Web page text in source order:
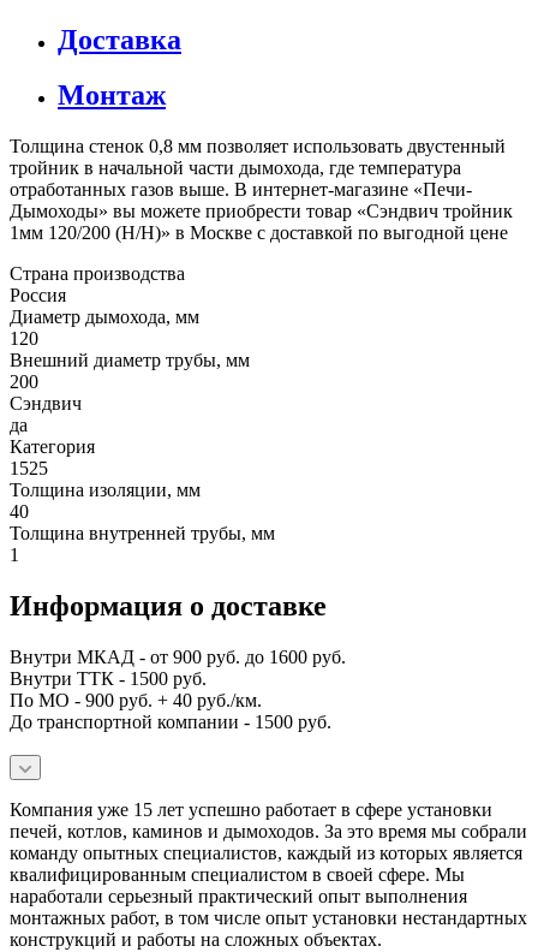
Доставка
Монтаж
Толщина стенок 0,8 мм позволяет использовать двустенный
тройник в начальной части дымохода, где температура
отработанных газов выше. В интернет-магазине «Печи-
Дымоходы» вы можете приобрести товар «Сэндвич тройник
1мм 120/200 (Н/Н)» в Москве с доставкой по выгодной цене
Страна производства
Россия
Диаметр дымохода, мм
120
Внешний диаметр трубы, мм
200
Сэндвич
да
Категория
1525
Толщина изоляции, мм
40
Толщина внутренней трубы, мм
1
Информация о доставке
Внутри МКАД - от 900 руб. до 1600 руб.
Внутри ТТК - 1500 руб.
По МО - 900 руб. + 40 руб./км.
До транспортной компании - 1500 руб.
Компания уже 15 лет успешно работает в сфере установки
печей, котлов, каминов и дымоходов. За это время мы собрали
команду опытных специалистов, каждый из которых является
квалифицированным специалистом в своей сфере. Мы
наработали серьезный практический опыт выполнения
монтажных работ, в том числе опыт установки нестандартных
конструкций и работы на сложных объектах.